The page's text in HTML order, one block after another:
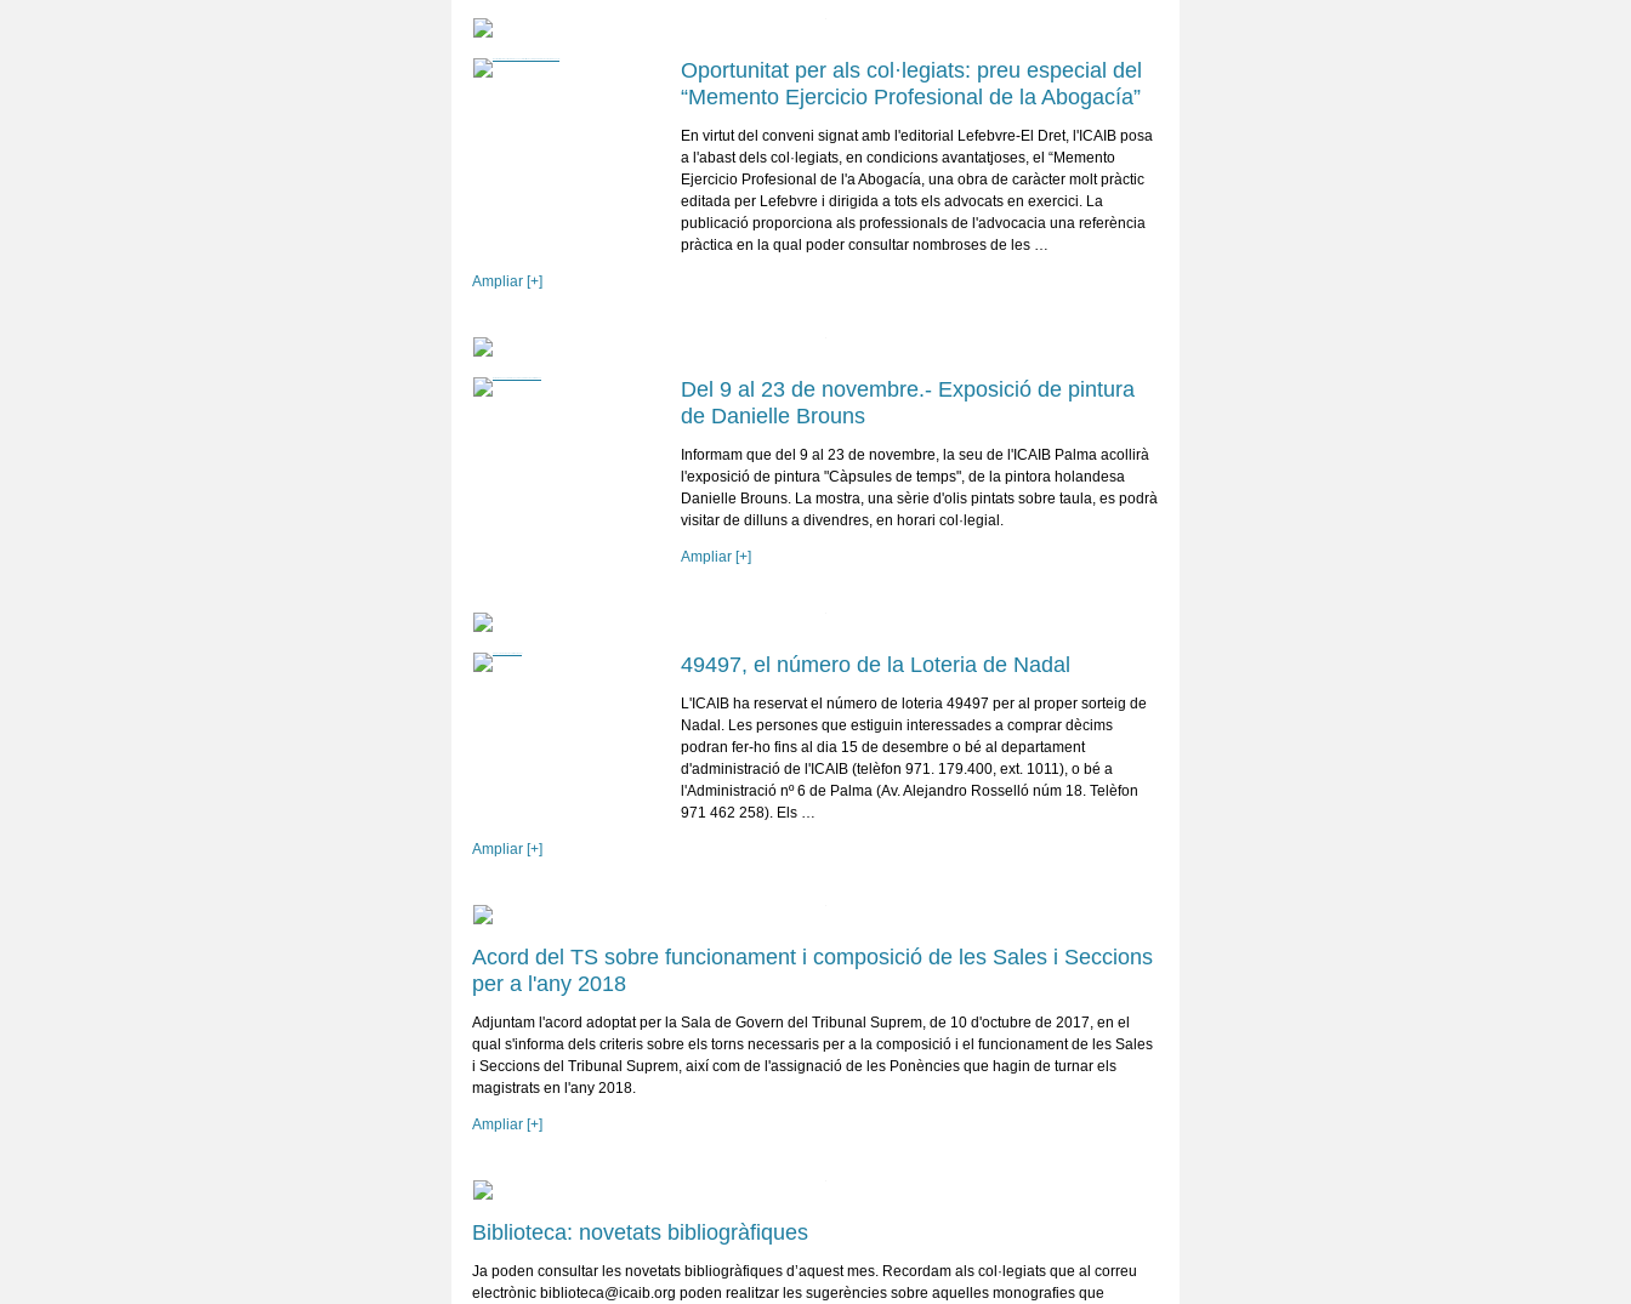
Oportunitat per als col·legiats: preu especial del
“Memento Ejercicio Profesional de la Abogacía”
En virtut del conveni signat amb l'editorial Lefebvre-El Dret, l'ICAIB posa
a l'abast dels col·legiats, en condicions avantatjoses, el “Memento
Ejercicio Profesional de l'a Abogacía, una obra de caràcter molt pràctic
editada per Lefebvre i dirigida a tots els advocats en exercici. La
publicació proporciona als professionals de l'advocacia una referència
pràctica en la qual poder consultar nombroses de les …
Ampliar [+]
Del 9 al 23 de novembre.- Exposició de pintura
de Danielle Brouns
Informam que del 9 al 23 de novembre, la seu de l'ICAIB Palma acollirà
l'exposició de pintura "Càpsules de temps", de la pintora holandesa
Danielle Brouns. La mostra, una sèrie d'olis pintats sobre taula, es podrà
visitar de dilluns a divendres, en horari col·legial.
Ampliar [+]
49497, el número de la Loteria de Nadal
L'ICAIB ha reservat el número de loteria 49497 per al proper sorteig de
Nadal. Les persones que estiguin interessades a comprar dècims
podran fer-ho fins al dia 15 de desembre o bé al departament
d'administració de l'ICAIB (telèfon 971. 179.400, ext. 1011), o bé a
l'Administració nº 6 de Palma (Av. Alejandro Rosselló núm 18. Telèfon
971 462 258). Els …
Ampliar [+]
Acord del TS sobre funcionament i composició de les Sales i Seccions
per a l'any 2018
Adjuntam l'acord adoptat per la Sala de Govern del Tribunal Suprem, de 10 d'octubre de 2017, en el
qual s'informa dels criteris sobre els torns necessaris per a la composició i el funcionament de les Sales
i Seccions del Tribunal Suprem, així com de l'assignació de les Ponències que hagin de turnar els
magistrats en l'any 2018.
Ampliar [+]
Biblioteca: novetats bibliogràfiques
Ja poden consultar les novetats bibliogràfiques d’aquest mes. Recordam als col·legiats que al correu
electrònic biblioteca@icaib.org poden realitzar les sugerències sobre aquelles monografies que